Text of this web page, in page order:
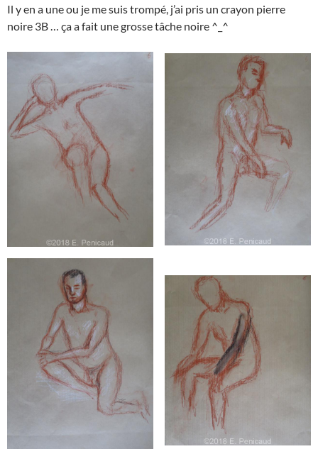
Il y en a une ou je me suis trompé, j’ai pris un crayon pierre
noire 3B … ça a fait une grosse tâche noire ^_^